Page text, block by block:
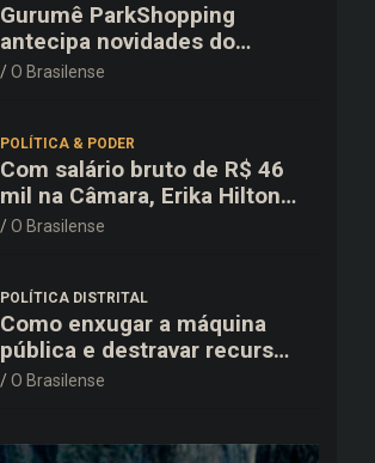
Gurumê ParkShopping
antecipa novidades do
cardápio e oferece 25% de
O Brasilense
POLÍTICA & PODER
Com salário bruto de R$ 46
mil na Câmara, Erika Hilton
declara patrimônio de R$
O Brasilense
POLÍTICA DISTRITAL
Como enxugar a máquina
pública e destravar recursos
para a saúde e educação no
O Brasilense